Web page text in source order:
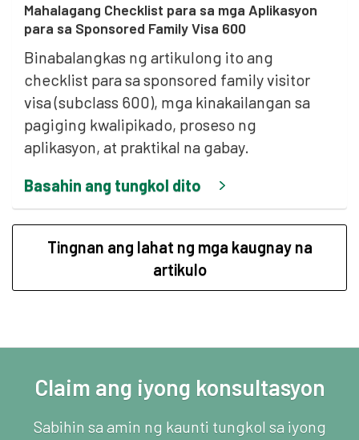
Mahalagang Checklist para sa mga Aplikasyon
para sa Sponsored Family Visa 600
Binabalangkas ng artikulong ito ang
checklist para sa sponsored family visitor
visa (subclass 600), mga kinakailangan sa
pagiging kwalipikado, proseso ng
aplikasyon, at praktikal na gabay.
Basahin ang tungkol dito
Tingnan ang lahat ng mga kaugnay na
artikulo
Claim ang iyong konsultasyon
Sabihin sa amin ng kaunti tungkol sa iyong